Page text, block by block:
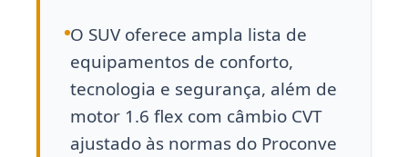
O SUV oferece ampla lista de
equipamentos de conforto,
tecnologia e segurança, além de
motor 1.6 flex com câmbio CVT
ajustado às normas do Proconve